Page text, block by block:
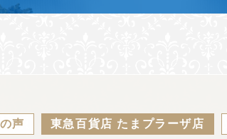
声 東急百貨店 たまプラーザ店